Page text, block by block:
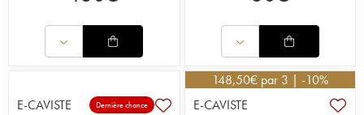
E-CAVISTE Dernière chance
148,50€ par 3 | -10%
E-CAVISTE